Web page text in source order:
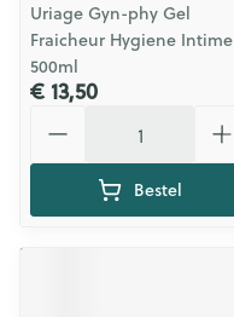
Uriage Gyn-phy Gel
Fraicheur Hygiene Intime
500ml
€ 13,50
Bestel